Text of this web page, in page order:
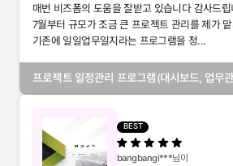
매번 비즈폼의 도움을 잘받고 있습니다 감사드립
7월부터 규모가 조금 큰 프로젝트 관리를 제가
기존에 일일업무일지라는 프로그램을 정...
프로젝트 일정관리 프로그램(대시보드, 업무
BEST
bangbangi***님이